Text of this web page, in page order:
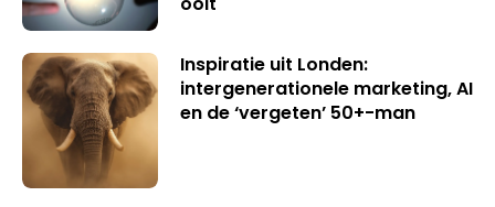
Inspiratie uit Londen:
intergenerationele marketing, AI
en de ‘vergeten’ 50+-man